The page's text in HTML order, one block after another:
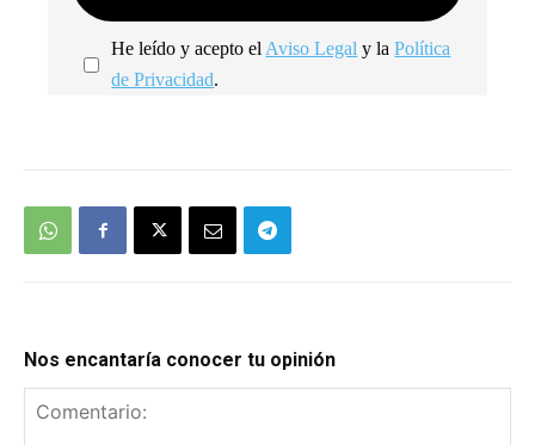
He leído y acepto elAviso Legal y laPolítica
de Privacidad.
Nos encantaría conocer tu opinión